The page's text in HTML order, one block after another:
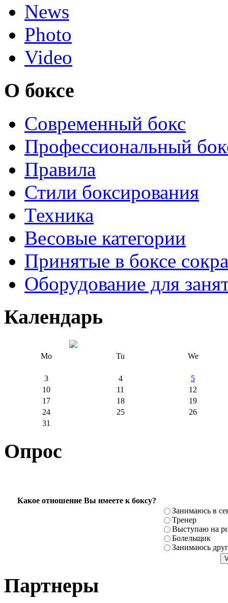
News
Photo
Video
О боксе
Современный бокс
Профессиональный
Правила
Стили боксирования
Техника
Весовые категории
Принятые в боксе
Оборудование для
Календарь
Mo Tu We
3 4
5
10
11
12
17
18
19
24
25
26
31
Опрос
Какое отношение Вы имеете к боксу?
Занимаюсь в
Тренер
Выступаю на
Болельщик
Занимаюсь
Партнеры